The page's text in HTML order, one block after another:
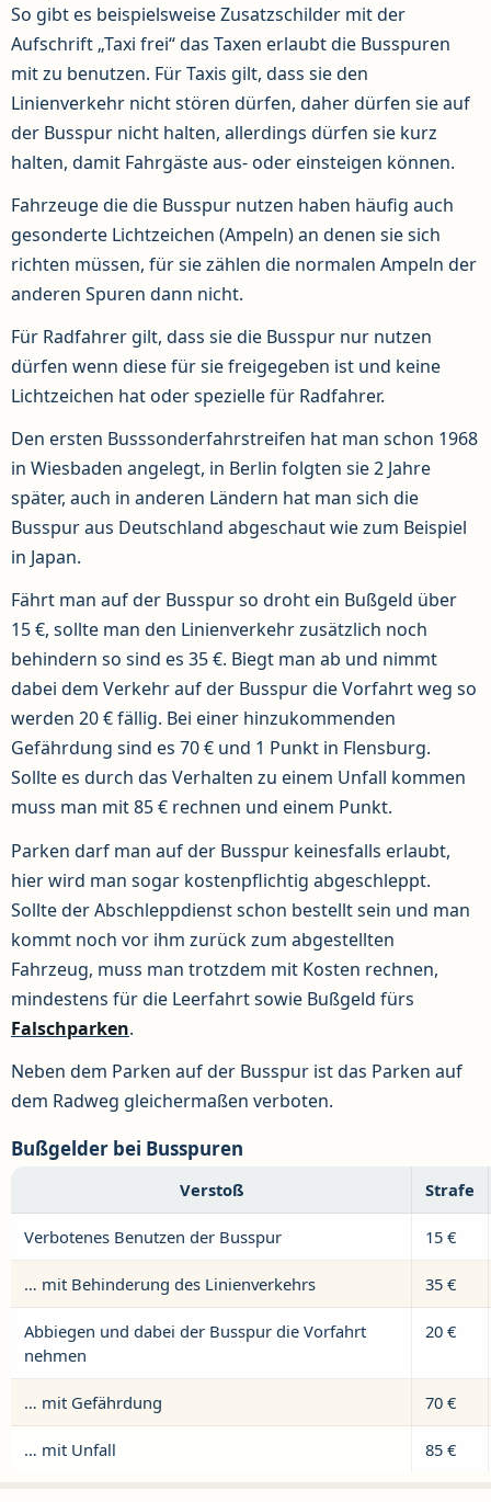
So gibt es beispielsweise Zusatzschilder mit der
Aufschrift „Taxi frei“ das Taxen erlaubt die Busspuren
mit zu benutzen. Für Taxis gilt, dass sie den
Linienverkehr nicht stören dürfen, daher dürfen sie auf
der Busspur nicht halten, allerdings dürfen sie kurz
halten, damit Fahrgäste aus- oder einsteigen können.
Fahrzeuge die die Busspur nutzen haben häufig auch
gesonderte Lichtzeichen (Ampeln) an denen sie sich
richten müssen, für sie zählen die normalen Ampeln der
anderen Spuren dann nicht.
Für Radfahrer gilt, dass sie die Busspur nur nutzen
dürfen wenn diese für sie freigegeben ist und keine
Lichtzeichen hat oder spezielle für Radfahrer.
Den ersten Busssonderfahrstreifen hat man schon 1968
in Wiesbaden angelegt, in Berlin folgten sie 2 Jahre
später, auch in anderen Ländern hat man sich die
Busspur aus Deutschland abgeschaut wie zum Beispiel
in Japan.
Fährt man auf der Busspur so droht ein Bußgeld über
15 €, sollte man den Linienverkehr zusätzlich noch
behindern so sind es 35 €. Biegt man ab und nimmt
dabei dem Verkehr auf der Busspur die Vorfahrt weg so
werden 20 € fällig. Bei einer hinzukommenden
Gefährdung sind es 70 € und 1 Punkt in Flensburg.
Sollte es durch das Verhalten zu einem Unfall kommen
muss man mit 85 € rechnen und einem Punkt.
Parken darf man auf der Busspur keinesfalls erlaubt,
hier wird man sogar kostenpflichtig abgeschleppt.
Sollte der Abschleppdienst schon bestellt sein und man
kommt noch vor ihm zurück zum abgestellten
Fahrzeug, muss man trotzdem mit Kosten rechnen,
mindestens für die Leerfahrt sowie Bußgeld fürs
Falschparken.
Neben dem Parken auf der Busspur ist das Parken auf
dem Radweg gleichermaßen verboten.
Bußgelder bei Busspuren
Verstoß Strafe
Verbotenes Benutzen der Busspur 15 €
… mit Behinderung des Linienverkehrs 35 €
Abbiegen und dabei der Busspur die Vorfahrt
nehmen
20 €
… mit Gefährdung 70 €
… mit Unfall 85 €